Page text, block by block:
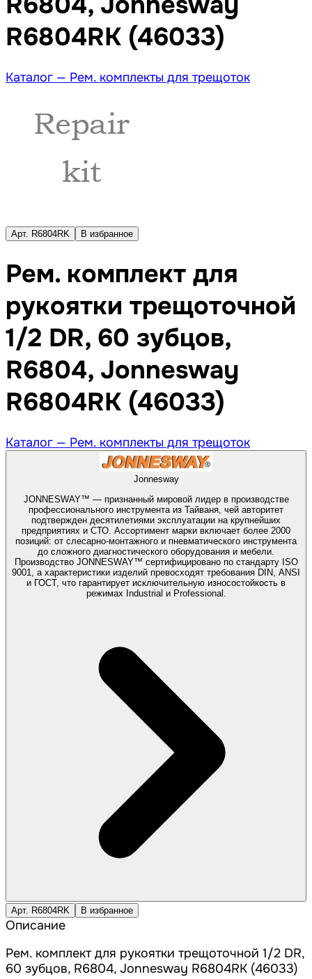
R6804RK (46033)
Каталог — Рем. комплекты для трещоток
Арт. R6804RK В избранное
Рем. комплект для
рукоятки трещоточной
1/2 DR, 60 зубцов,
R6804, Jonnesway
R6804RK (46033)
Каталог — Рем. комплекты для трещоток
Jonnesway
JONNESWAY™ — признанный мировой лидер в производстве
профессионального инструмента из Тайваня, чей авторитет
подтвержден десятилетиями эксплуатации на крупнейших
предприятиях и СТО. Ассортимент марки включает более 2000
позиций: от слесарно-монтажного и пневматического инструмента
до сложного диагностического оборудования и мебели.
Производство JONNESWAY™ сертифицировано по стандарту ISO
9001, а характеристики изделий превосходят требования DIN, ANSI
и ГОСТ, что гарантирует исключительную износостойкость в
режимах Industrial и Professional.
Арт. R6804RK В избранное
Описание
Рем. комплект для рукоятки трещоточной 1/2 DR,
60 зубцов, R6804, Jonnesway R6804RK (46033)